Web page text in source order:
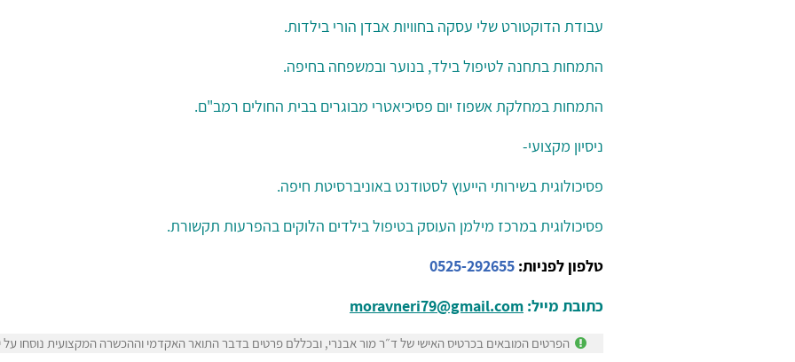
עבודת הדוקטורט שלי עסקה בחוויות אבדן הורי בילדות.
התמחות בתחנה לטיפול בילד, בנוער ובמשפחה בחיפה.
​​​​​​התמחות במחלקת אשפוז יום פסיכיאטרי מבוגרים בבית החולים רמב"ם.
ניסיון מקצועי-
פסיכולוגית בשירותי הייעוץ לסטודנט באוניברסיטת חיפה.
פסיכולוגית במרכז מילמן העוסק בטיפול בילדים הלוקים בהפרעות תקשורת.
טלפון לפניות: 0525-292655
כתובת מייל: moravneri79@gmail.com
הפרטים המובאים בכרטיס האישי של ד״ר מור אבנרי, ובכללם פרטים בדבר התואר האקדמי וההכשרה המקצועית נוסחו על